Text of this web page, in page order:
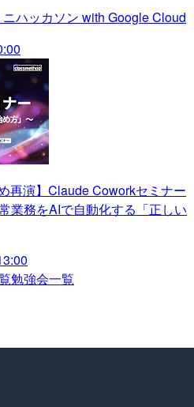
ニハッカソン with Google Cloud
再演】Claude Coworkセミナー
業務をAIで自動化する「正しい
勉強会一覧